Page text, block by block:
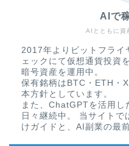
AIとともに資
AIで
2017年よりビットフライ
ェックにて仮想通貨投資
暗号資産を運用中。
保有銘柄はBTC・ETH・
本方針としています。
また、ChatGPTを活用し
日々継続中。 当サイトで
けガイドと、AI副業の最